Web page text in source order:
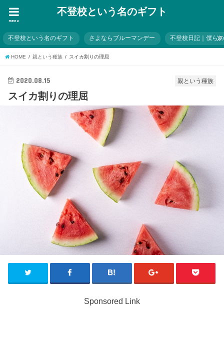
不登校という名のギフト
menu
不登校という名のギフト さよならブルーマンデー 不登校日記｜僕ら
HOME 親という種族 スイカ割りの理屈
親という種族
2020.08.15
スイカ割りの理屈
Sponsored Link